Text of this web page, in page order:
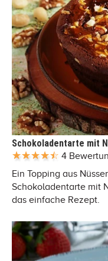
Schokoladentarte mit
4
Ein Topping aus
Schokoladentarte mit
das einfache Rezept.